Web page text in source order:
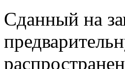
Сданный на